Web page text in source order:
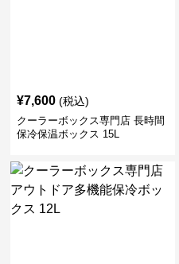
¥7,600 (税込)
クーラーボックス専門店 長時間
保冷保温ボックス 15L